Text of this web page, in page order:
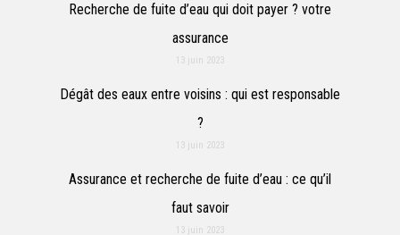
Recherche de fuite d’eau qui doit payer ? votre
assurance
13 juin 2023
Dégât des eaux entre voisins : qui est responsable
?
13 juin 2023
Assurance et recherche de fuite d’eau : ce qu’il
faut savoir
13 juin 2023